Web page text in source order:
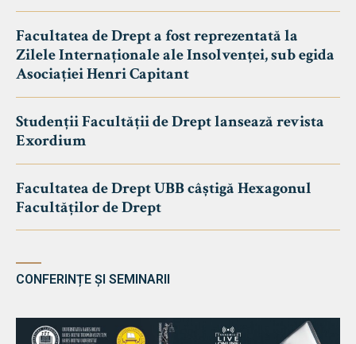
Facultatea de Drept a fost reprezentată la
Zilele Internaționale ale Insolvenței, sub egida
Asociației Henri Capitant
Studenții Facultății de Drept lansează revista
Exordium
Facultatea de Drept UBB câștigă Hexagonul
Facultăților de Drept
CONFERINȚE ȘI SEMINARII